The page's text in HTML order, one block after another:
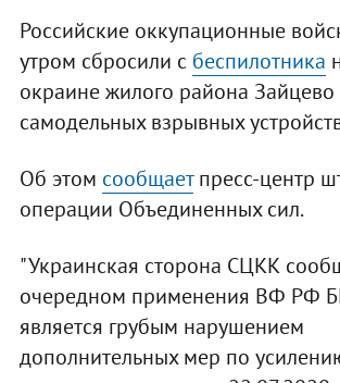
Российские оккупационные
утром сбросили с беспилотника
окраине жилого района Зайцево
самодельных взрывных
Об этом сообщаетпресс-центр
операции Объединенных сил.
"Украинская сторона СЦКК
очередном применения ВФ РФ
является грубым нарушением
дополнительных мер по